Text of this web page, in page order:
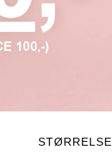
STØRRELSE